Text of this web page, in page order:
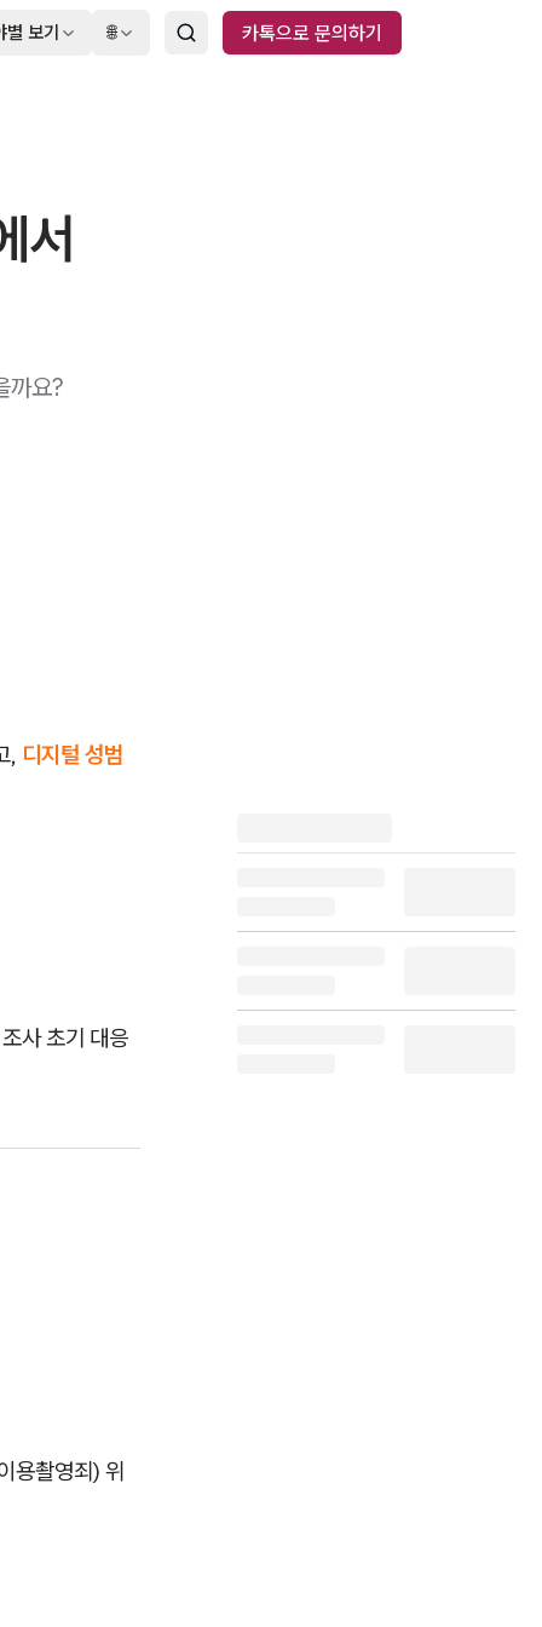
별 보기 🌐 카톡으로 문의하기
서
까요?
, 디지털 성범
사 초기 대응
용촬영죄) 위